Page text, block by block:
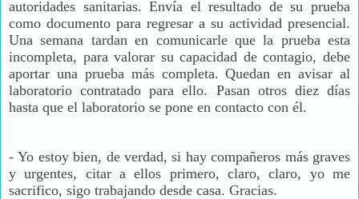
autoridades sanitarias. Envía el resultado de su prueba
como documento para regresar a su actividad presencial.
Una semana tardan en comunicarle que la prueba esta
incompleta, para valorar su capacidad de contagio, debe
aportar una prueba más completa. Quedan en avisar al
laboratorio contratado para ello. Pasan otros diez días
hasta que el laboratorio se pone en contacto con él.
-Yo estoy bien, de verdad, si hay compañeros más graves
y urgentes, citar a ellos primero, claro, claro, yo me
sacrifico, sigo trabajando desde casa. Gracias.